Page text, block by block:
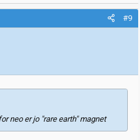
#9
neo er jo "rare earth" magnet